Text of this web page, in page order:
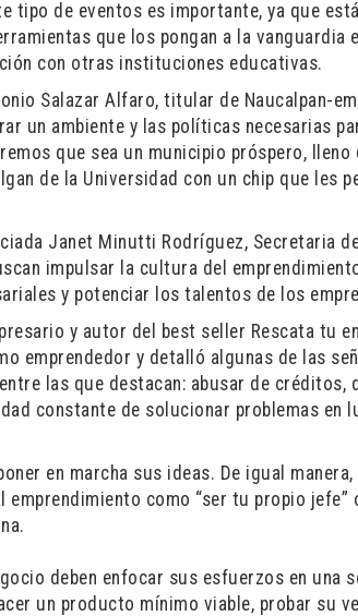
tipo de eventos es importante, ya que
que los pongan a la vanguardia
con otras instituciones educativas.
Salazar Alfaro, titular de Naucalpan-
un ambiente y las políticas necesarias
que sea un municipio próspero,
de la Universidad con un chip que les
Janet Minutti Rodríguez, Secretaria
impulsar la cultura del
y potenciar los talentos de los
y autor del best seller Rescata tu
emprendedor y detalló algunas de las
las que destacan: abusar de créditos,
constante de solucionar problemas en
en marcha sus ideas. De igual
como “ser tu propio jefe”
deben enfocar sus esfuerzos en una
un producto mínimo viable, probar su